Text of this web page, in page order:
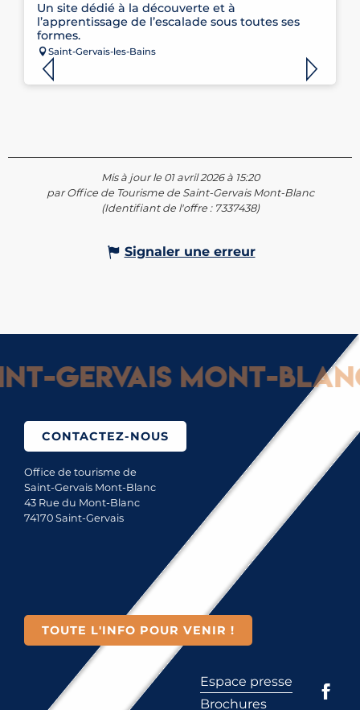
Un site dédié à la découverte et à
l’apprentissage de l’escalade sous toutes ses
formes.
Saint-Gervais-les-Bains
Mis à jour le 01 avril 2026 à 15:20
par Office de Tourisme de Saint-Gervais Mont-Blanc
(Identifiant de l'offre : 7337438)
Signaler une erreur
Gervais Mont-Blanc
CONTACTEZ-NOUS
Office de tourisme de
Saint-Gervais Mont-Blanc
43 Rue du Mont-Blanc
74170 Saint-Gervais
TOUTE L'INFO POUR VENIR !
Espace presse
Brochures